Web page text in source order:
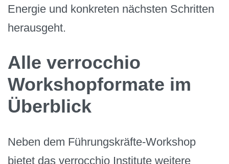
Energie und konkreten nächsten Schritten
herausgeht.
Alle verrocchio
Workshopformate im
Überblick
Neben dem Führungskräfte-Workshop
bietet das verrocchio Institute weitere